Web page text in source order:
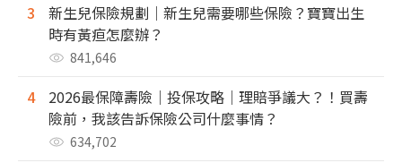
3
新生兒保險規劃｜新生兒需要哪些保險？寶寶出生
時有黃疸怎麼辦？
841,646
4
2026最保障壽險｜投保攻略｜理賠爭議大？！買壽
險前，我該告訴保險公司什麼事情？
634,702